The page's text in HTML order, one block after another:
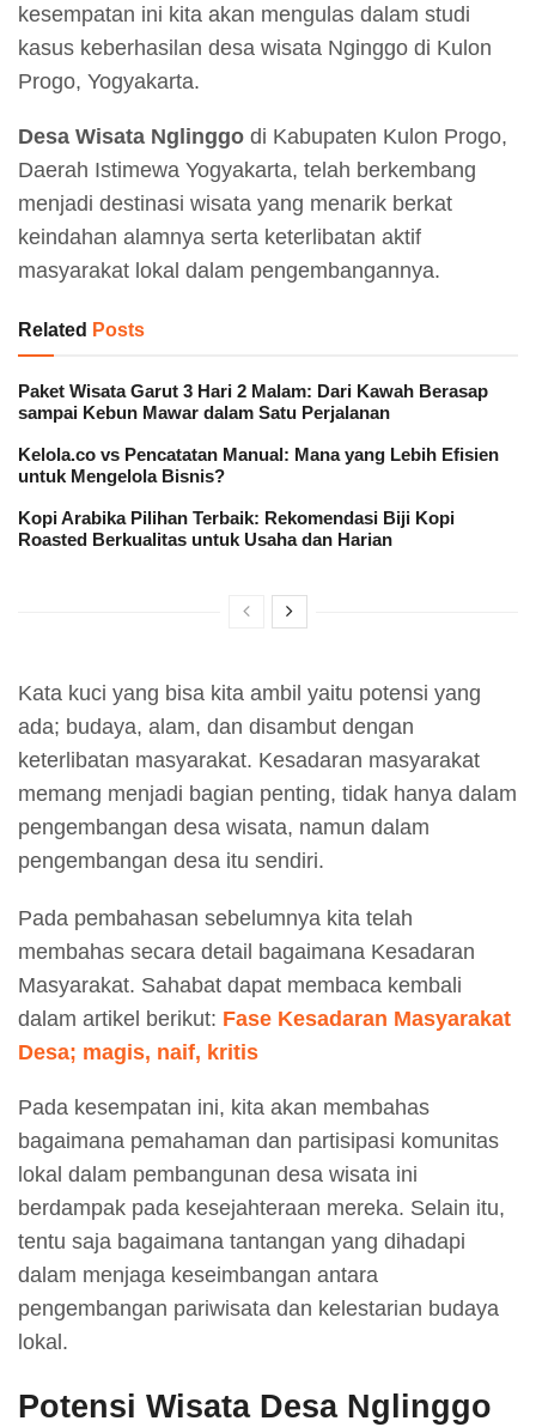
kesempatan ini kita akan mengulas dalam studi
kasus keberhasilan desa wisata Nginggo di Kulon
Progo, Yogyakarta.
Desa Wisata Nglinggo di Kabupaten Kulon Progo,
Daerah Istimewa Yogyakarta, telah berkembang
menjadi destinasi wisata yang menarik berkat
keindahan alamnya serta keterlibatan aktif
masyarakat lokal dalam pengembangannya.
Related Posts
Paket Wisata Garut 3 Hari 2 Malam: Dari Kawah Berasap
sampai Kebun Mawar dalam Satu Perjalanan
Kelola.co vs Pencatatan Manual: Mana yang Lebih Efisien
untuk Mengelola Bisnis?
Kopi Arabika Pilihan Terbaik: Rekomendasi Biji Kopi
Roasted Berkualitas untuk Usaha dan Harian
Kata kuci yang bisa kita ambil yaitu potensi yang
ada; budaya, alam, dan disambut dengan
keterlibatan masyarakat. Kesadaran masyarakat
memang menjadi bagian penting, tidak hanya dalam
pengembangan desa wisata, namun dalam
pengembangan desa itu sendiri.
Pada pembahasan sebelumnya kita telah
membahas secara detail bagaimana Kesadaran
Masyarakat. Sahabat dapat membaca kembali
dalam artikel berikut: Fase Kesadaran Masyarakat
Desa; magis, naif, kritis
Pada kesempatan ini, kita akan membahas
bagaimana pemahaman dan partisipasi komunitas
lokal dalam pembangunan desa wisata ini
berdampak pada kesejahteraan mereka. Selain itu,
tentu saja bagaimana tantangan yang dihadapi
dalam menjaga keseimbangan antara
pengembangan pariwisata dan kelestarian budaya
lokal.
Potensi Wisata Desa Nglinggo